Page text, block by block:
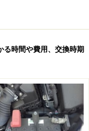
ハブ側にボルトが打
っかりとハブの中心
することすらままな
ビシなどの純正アル
ーパーナットではな
とが多く、やはりセ
変だと思います。
る時間や費用、交換時期